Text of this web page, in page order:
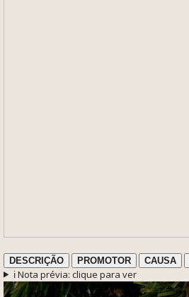
DESCRIÇÃO PROMOTOR CAUSA
ℹ️ Nota prévia: clique para ver